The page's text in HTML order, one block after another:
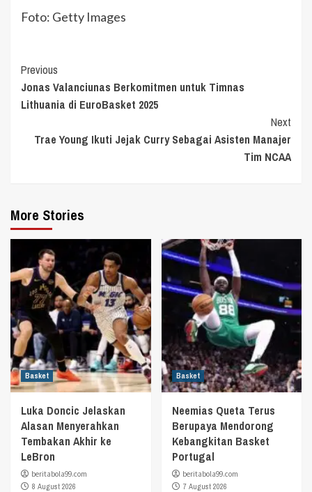
Foto: Getty Images
Continue
Reading
Previous
Jonas Valanciunas Berkomitmen untuk Timnas
Lithuania di EuroBasket 2025
Next
Trae Young Ikuti Jejak Curry Sebagai Asisten Manajer
Tim NCAA
More Stories
Basket
Luka Doncic Jelaskan
Alasan Menyerahkan
Tembakan Akhir ke
LeBron
beritabola99.com
8 August 2026
Basket
Neemias Queta Terus
Berupaya Mendorong
Kebangkitan Basket
Portugal
beritabola99.com
7 August 2026